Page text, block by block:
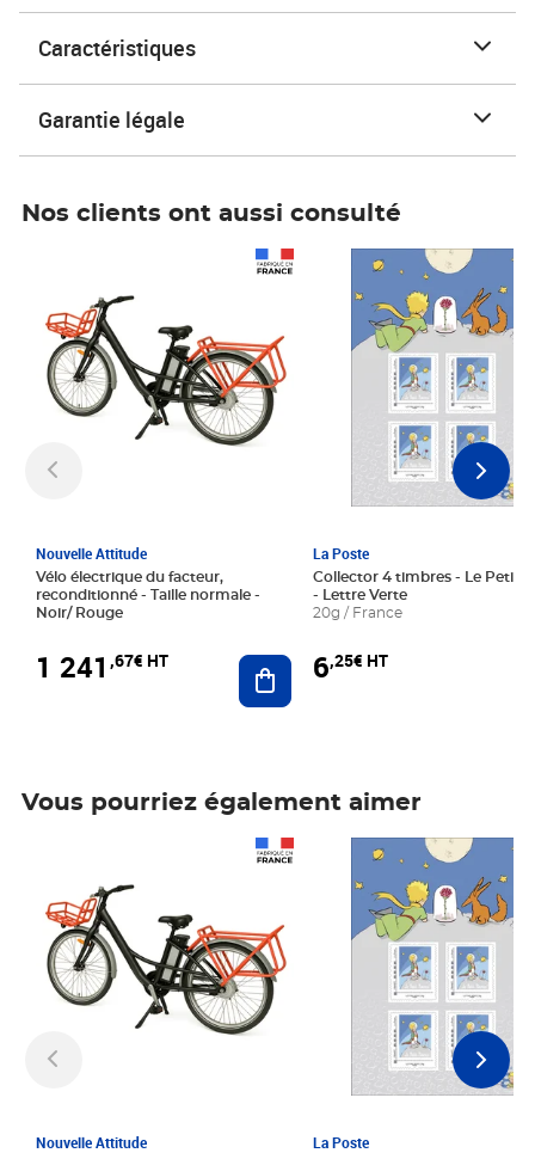
Caractéristiques
Garantie légale
Nos clients ont aussi consulté
Nouvelle Attitude
Vélo électrique du facteur,
reconditionné - Taille normale -
Noir/ Rouge
1 241 ,67€ HT Ajouter au panier
La Poste
Collector 4 timbres - Le Petit
- Lettre Verte
20g / France
6,25€ HT
Prix 6,25€ HT
Vous pourriez également aimer
Nouvelle Attitude La Poste
Prix 6,25€ HT